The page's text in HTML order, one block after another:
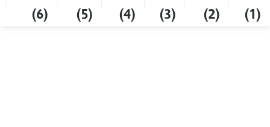
(1)
(2)
(3)
(4)
(5)
(6)